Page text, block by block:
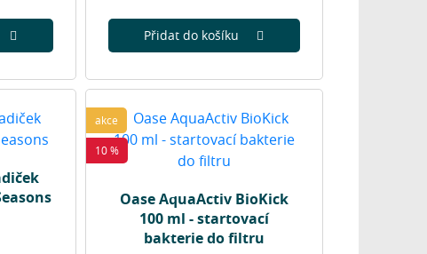
Přidat do košíku
akce
10 %
Oase AquaActiv BioKick
100 ml - startovací
bakterie do filtru